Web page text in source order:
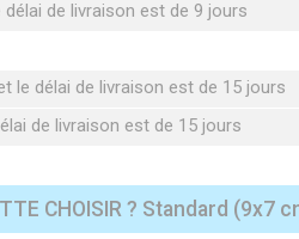
de livraison est de 9 jours
le délai de livraison est de 15 jours
de livraison est de 15 jours
CHOISIR ? Standard (9x7